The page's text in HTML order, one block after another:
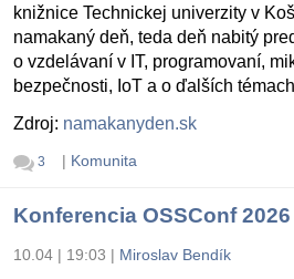
knižnice Technickej univerzity v
namakaný deň, teda deň nabitý
o vzdelávaní v IT, programovaní,
bezpečnosti, IoT a o ďalších
Zdroj: namakanyden.sk
3 | Komunita
Konferencia OSSConf 2026
10.04 | 19:03 | Miroslav Bendík